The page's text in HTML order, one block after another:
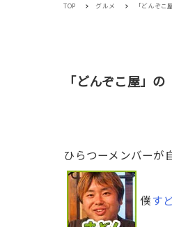
TOP グルメ 「どんぞ
「どんぞこ屋」
ひらつーメンバーが
僕す